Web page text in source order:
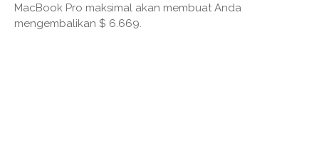
MacBook Pro maksimal akan membuat Anda
mengembalikan $ 6.669.